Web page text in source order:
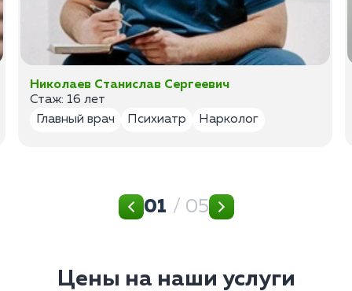
Николаев Станислав Сергеевич
Стаж: 16 лет
Главный врач
Психиатр Нарколог
01 / 05
Цены на наши услуги